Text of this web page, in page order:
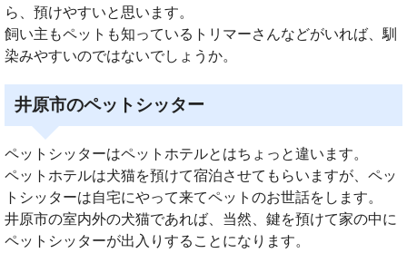
ら、預けやすいと思います。
飼い主もペットも知っているトリマーさんなどがいれば、馴
染みやすいのではないでしょうか。
井原市のペットシッター
ペットシッターはペットホテルとはちょっと違います。
ペットホテルは犬猫を預けて宿泊させてもらいますが、ペッ
トシッターは自宅にやって来てペットのお世話をします。
井原市の室内外の犬猫であれば、当然、鍵を預けて家の中に
ペットシッターが出入りすることになります。